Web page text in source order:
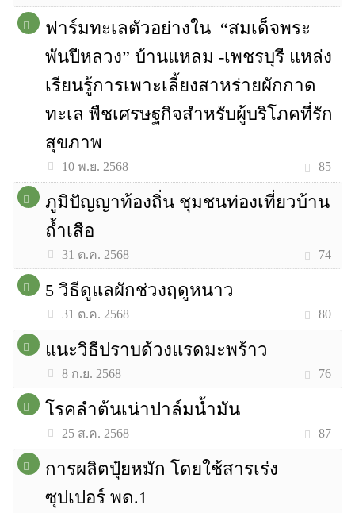
ฟาร์มทะเลตัวอย่างใน “สมเด็จพระ
พันปีหลวง” บ้านแหลม -เพชรบุรี แหล่ง
เรียนรู้การเพาะเลี้ยงสาหร่ายผักกาด
ทะเล พืชเศรษฐกิจสำหรับผู้บริโภคที่รัก
สุขภาพ
10 พ.ย. 2568 85
ภูมิปัญญาท้องถิ่น ชุมชนท่องเที่ยวบ้าน
ถ้ำเสือ
31 ต.ค. 2568 74
5 วิธีดูแลผักช่วงฤดูหนาว
31 ต.ค. 2568 80
แนะวิธีปราบด้วงแรดมะพร้าว
8 ก.ย. 2568 76
โรคลำต้นเน่าปาล์มน้ำมัน
25 ส.ค. 2568 87
การผลิตปุ๋ยหมัก โดยใช้สารเร่ง
ซุปเปอร์ พด.1